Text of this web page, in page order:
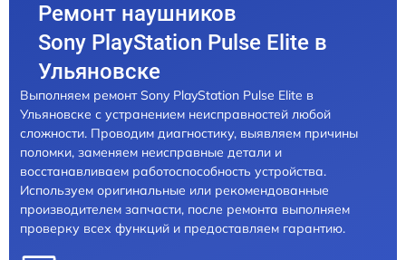
Ремонт наушников
Sony PlayStation Pulse Elite в
Ульяновске
Выполняем ремонт Sony PlayStation Pulse Elite в
Ульяновске с устранением неисправностей любой
сложности. Проводим диагностику, выявляем причины
поломки, заменяем неисправные детали и
восстанавливаем работоспособность устройства.
Используем оригинальные или рекомендованные
производителем запчасти, после ремонта выполняем
проверку всех функций и предоставляем гарантию.